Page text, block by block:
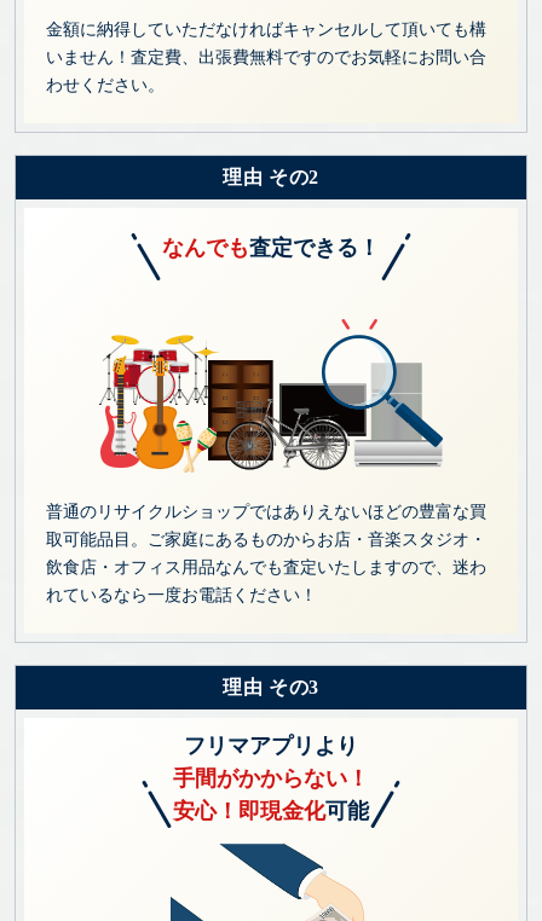
金額に納得していただなければキャンセルして頂いても構
いません！査定費、出張費無料ですのでお気軽にお問い合
わせください。
理由 その2
なんでも査定できる！
普通のリサイクルショップではありえないほどの豊富な買
取可能品目。ご家庭にあるものからお店・音楽スタジオ・
飲食店・オフィス用品なんでも査定いたしますので、迷わ
れているなら一度お電話ください！
理由 その3
フリマアプリより
手間がかからない！
安心！即現金化可能